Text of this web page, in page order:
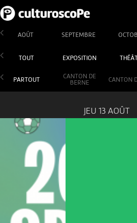
AOÛT SEPTEMBRE
TOUT EXPOSITION
PARTOUT
CANTON DE
BERNE
CANTON
JEU 13 AOÛT